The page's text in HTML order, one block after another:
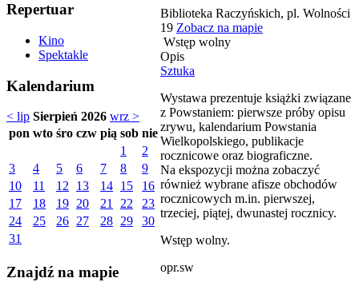
Repertuar
Kino
Spektakle
Kalendarium
< lip Sierpień 2026 wrz >
pon wto śro czw pią sob nie
1
2
3
4 5 6 7 8
9
10
11 12 13 14 15
16
17
18 19 20 21 22
23
24
25 26 27 28 29
30
31
Znajdź na mapie
Biblioteka Raczyńskich, pl. Wolności
19 Zobacz na mapie
Wstęp wolny
Opis
Sztuka
Wystawa prezentuje książki związane
z Powstaniem: pierwsze próby opisu
zrywu, kalendarium Powstania
Wielkopolskiego, publikacje
rocznicowe oraz biograficzne.
Na ekspozycji można zobaczyć
również wybrane afisze obchodów
rocznicowych m.in. pierwszej,
trzeciej, piątej, dwunastej rocznicy.
Wstęp wolny.
opr.sw